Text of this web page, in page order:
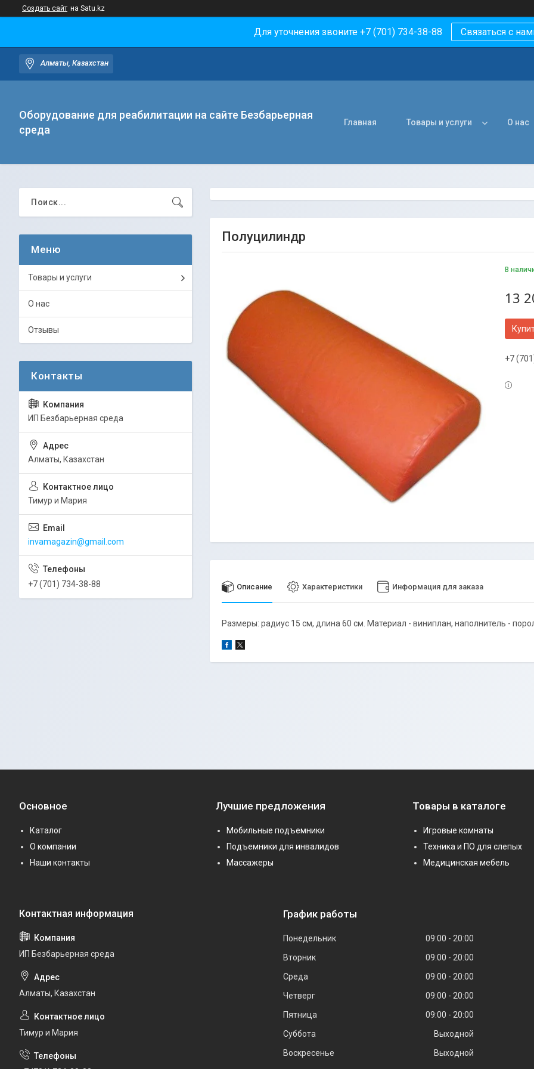
Создать сайт на Satu.kz
Для уточнения звоните +7 (701) 734-38-88 Связаться с
Алматы, Казахстан
Оборудование для реабилитации на сайте Безбарьерная
среда
Главная Товары и услуги О нас
Полуцилиндр
В
13
+7
Описание Характеристики Информация для заказа
Размеры: радиус 15 см, длина 60 см. Материал - виниплан, наполнитель -
Товары и услуги
О нас
Отзывы
ИП Безбарьерная среда
Алматы, Казахстан
Тимур и Мария
invamagazin@gmail.com
+7 (701) 734-38-88
Основное
Каталог
О компании
Наши контакты
Лучшие предложения
Мобильные подъемники
Подъемники для инвалидов
Массажеры
Товары в каталоге
Игровые комнаты
Техника и ПО для слепых
Медицинская мебель
ИП Безбарьерная среда
Алматы, Казахстан
Тимур и Мария
График работы
Понедельник 09:00
20:00
Вторник
09:00
20:00
Среда
09:00
20:00
Четверг
09:00
20:00
Пятница
09:00
20:00
Суббота
Выходной
Воскресенье
Выходной